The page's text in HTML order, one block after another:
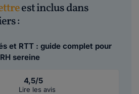
est inclus dans
:
et RTT : guide complet pour
sereine
4,5/5
Lire les avis